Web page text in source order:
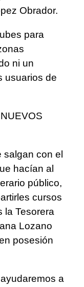
Obrador.
para
ni un
usuarios de
con el
hacían al
público,
cursos
la Tesorera
Lozano
posesión
a